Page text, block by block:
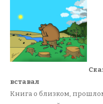
вставал
Книга о близком,